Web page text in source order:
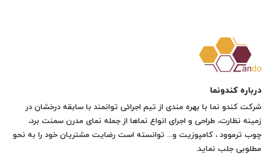
درباره کندونما
شرکت کندو نما با بهره مندی از تیم اجرائی توانمند با سابقه درخشان در
زمینه نظارت، طراحی و اجرای انواع نماها از جمله نمای مدرن سمنت برد،
چوب ترموود ، کامپوزیت و... توانسته است رضایت مشتریان خود را به نحو
مطلوبی جلب نماید.